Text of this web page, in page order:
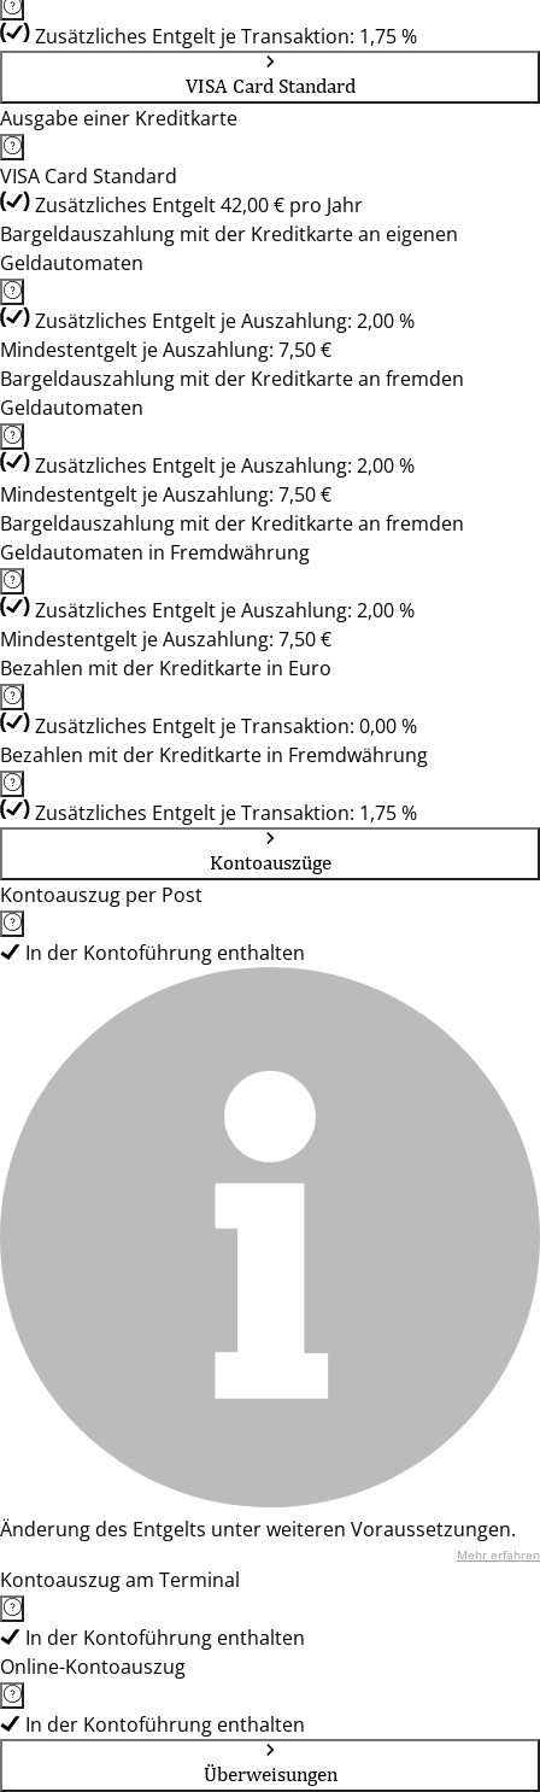
Zusätzliches Entgelt je Transaktion: 1,75 %
VISA Card Standard
Ausgabe einer Kreditkarte
VISA Card Standard
Zusätzliches Entgelt 42,00 € pro Jahr
Bargeldauszahlung mit der Kreditkarte an eigenen
Geldautomaten
Zusätzliches Entgelt je Auszahlung: 2,00 %
Mindestentgelt je Auszahlung: 7,50 €
Bargeldauszahlung mit der Kreditkarte an fremden
Geldautomaten
Zusätzliches Entgelt je Auszahlung: 2,00 %
Mindestentgelt je Auszahlung: 7,50 €
Bargeldauszahlung mit der Kreditkarte an fremden
Geldautomaten in Fremdwährung
Zusätzliches Entgelt je Auszahlung: 2,00 %
Mindestentgelt je Auszahlung: 7,50 €
Bezahlen mit der Kreditkarte in Euro
Zusätzliches Entgelt je Transaktion: 0,00 %
Bezahlen mit der Kreditkarte in Fremdwährung
Zusätzliches Entgelt je Transaktion: 1,75 %
Kontoauszüge
Kontoauszug per Post
In der Kontoführung enthalten
Änderung des Entgelts unter weiteren Voraussetzungen.
Mehr erfahren
Kontoauszug am Terminal
In der Kontoführung enthalten
Online-Kontoauszug
In der Kontoführung enthalten
Überweisungen